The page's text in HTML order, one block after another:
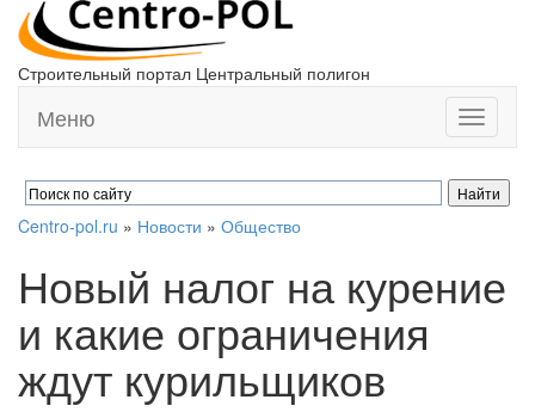
Строительный портал Центральный полигон
Toggle
Меню
Centro-pol.ru » Новости » Общество
Новый налог на курение
и какие ограничения
ждут курильщиков